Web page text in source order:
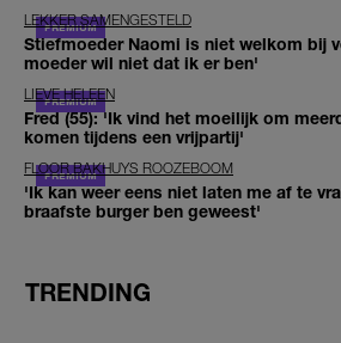
LEKKER SAMENGESTELD
Stiefmoeder Naomi is niet welkom bij
moeder wil niet dat ik er ben'
LIEVE HELEEN
Fred (55): 'Ik vind het moeilijk om
komen tijdens een vrijpartij'
FLOOR BAKHUYS ROOZEBOOM
'Ik kan weer eens niet laten me af te
braafste burger ben geweest'
TRENDING